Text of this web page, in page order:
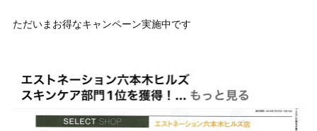
ただいまお得なキャンペーン実施中です